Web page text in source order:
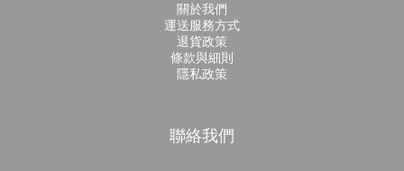
關於我們
運送服務方式
退貨政策
條款與細則
隱私政策
聯絡我們